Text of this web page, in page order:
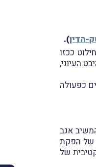
הדין).
ככזו
העיוני,
כפעולה
אגב
של הפקת
של